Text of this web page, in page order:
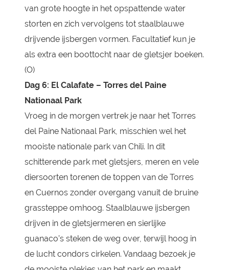
van grote hoogte in het opspattende water
storten en zich vervolgens tot staalblauwe
drijvende ijsbergen vormen. Facultatief kun je
als extra een boottocht naar de gletsjer boeken.
(O)
Dag 6: El Calafate – Torres del Paine
Nationaal Park
Vroeg in de morgen vertrek je naar het Torres
del Paine Nationaal Park, misschien wel het
mooiste nationale park van Chili. In dit
schitterende park met gletsjers, meren en vele
diersoorten torenen de toppen van de Torres
en Cuernos zonder overgang vanuit de bruine
grassteppe omhoog. Staalblauwe ijsbergen
drijven in de gletsjermeren en sierlijke
guanaco’s steken de weg over, terwijl hoog in
de lucht condors cirkelen. Vandaag bezoek je